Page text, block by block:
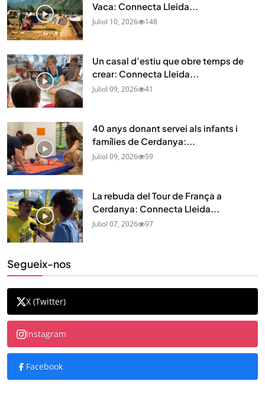
Vaca: Connecta Lleida...
Juliol 10, 2026 148
Un casal d’estiu que obre temps de
crear: Connecta Lleida...
Juliol 09, 2026 41
40 anys donant servei als infants i
famílies de Cerdanya:...
Juliol 09, 2026 59
La rebuda del Tour de França a
Cerdanya: Connecta Lleida...
Juliol 07, 2026 97
Segueix-nos
X (Twitter)
Instagram
Facebook